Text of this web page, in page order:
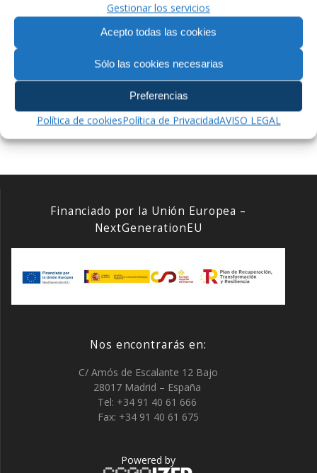
Gestionar los servicios
Acepto todas las cookies
Sólo las cookies necesarias
Preferencias
Política de cookiesPolítica de PrivacidadAVISO LEGAL
medallas en este mundial, desearles mucha suerte
Navegación
de
entradas
Anterior:
anterior:
Campeonatos del Mundo
de Veteranos
Siguiente:
entrada:Directiva
Financiado por la Unión Europea –
NextGenerationEU
Nos encontrarás en:
C/ Amós de Escalante 12 Bajo
28017 Madrid – España
Tel: +34 91 40 61 666
Fax: +34 91 40 61 675
Powered by